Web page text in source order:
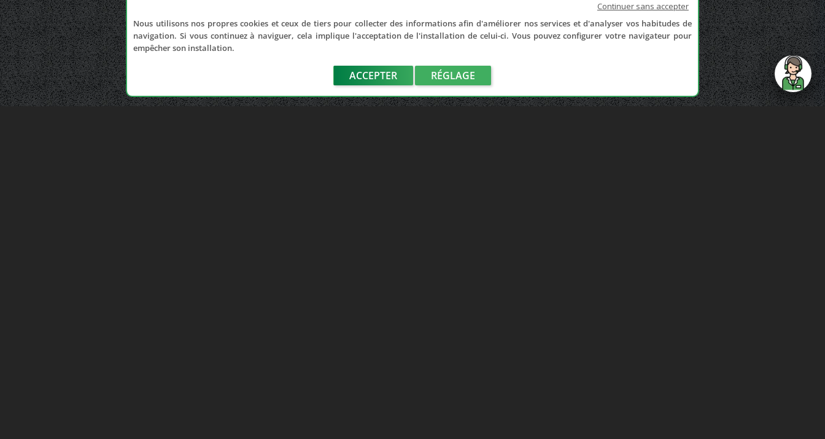
Continuer sans accepter
Nous utilisons nos propres cookies et ceux de tiers pour collecter des informations afin d'améliorer nos services et d'analyser vos habitudes de
navigation. Si vous continuez à naviguer, cela implique l'acceptation de l'installation de celui-ci. Vous pouvez configurer votre navigateur pour
empêcher son installation.
ACCEPTER RÉGLAGE